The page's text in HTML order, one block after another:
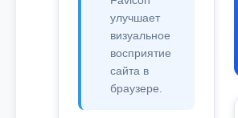
улучшает
визуальное
восприятие
сайта в
браузере.